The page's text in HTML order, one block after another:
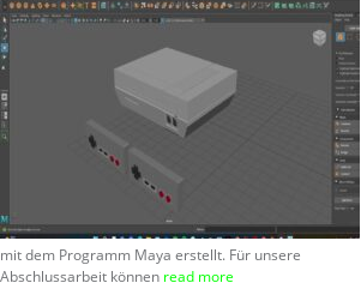
mit dem Programm Maya erstellt. Für unsere
Abschlussarbeit können read more